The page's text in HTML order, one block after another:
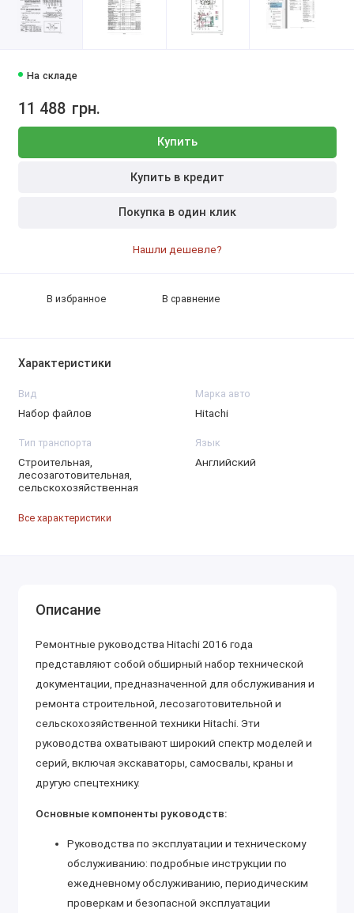
На складе
11 488 грн.
Купить
Купить в кредит
Покупка в один клик
Нашли дешевле?
В избранное В сравнение
Характеристики
Вид
Набор файлов
Марка авто
Hitachi
Тип транспорта
Строительная,
лесозаготовительная,
сельскохозяйственная
Язык
Английский
Все характеристики
Описание
Ремонтные руководства Hitachi 2016 года
представляют собой обширный набор технической
документации, предназначенной для обслуживания и
ремонта строительной, лесозаготовительной и
сельскохозяйственной техники Hitachi. Эти
руководства охватывают широкий спектр моделей и
серий, включая экскаваторы, самосвалы, краны и
другую спецтехнику.
Основные компоненты руководств:
Руководства по эксплуатации и техническому
обслуживанию: подробные инструкции по
ежедневному обслуживанию, периодическим
проверкам и безопасной эксплуатации